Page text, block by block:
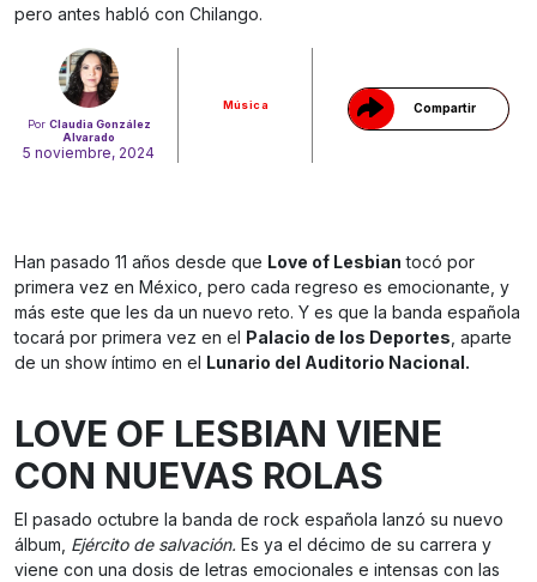
Por Claudia González
Alvarado
5 noviembre, 2024
Música Compartir
pero antes habló con Chilango.
Han pasado 11 años desde que Love of Lesbian tocó por
primera vez en México, pero cada regreso es emocionante, y
más este que les da un nuevo reto. Y es que la banda española
tocará por primera vez en el Palacio de los Deportes , aparte
de un show íntimo en el Lunario del Auditorio Nacional.
LOVE OF LESBIAN VIENE
CON NUEVAS ROLAS
El pasado octubre la banda de rock española lanzó su nuevo
álbum, Ejército de salvación. Es ya el décimo de su carrera y
viene con una dosis de letras emocionales e intensas con las